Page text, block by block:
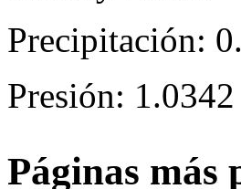
Precipitación:
Presión:
Páginas más